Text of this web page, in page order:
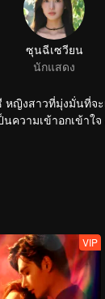
หญิงสาวที่มุ่งมั่น
ความเข้าอกเข้า
VIP